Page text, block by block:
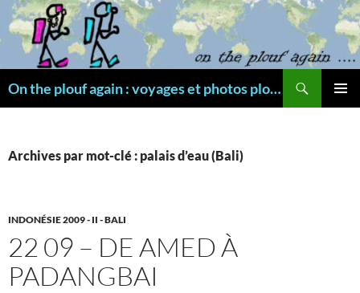
Aller
au
contenu
On the plouf again : voyages et photos plongée
Archives par mot-clé : palais d’eau (Bali)
INDONÉSIE 2009 - II - BALI
22 09 – DE AMED À
PADANGBAI